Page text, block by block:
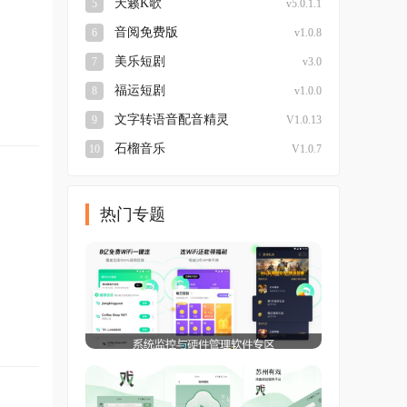
5 天籁K歌 v5.0.1.1
6 音阅免费版 v1.0.8
7 美乐短剧 v3.0
8 福运短剧 v1.0.0
9 文字转语音配音精灵 V1.0.13
10 石榴音乐 V1.0.7
热门专题